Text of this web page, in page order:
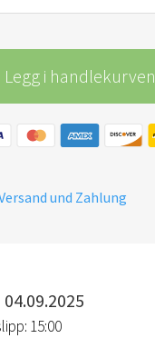
Legg i handlekurven
und Zahlung
15:00